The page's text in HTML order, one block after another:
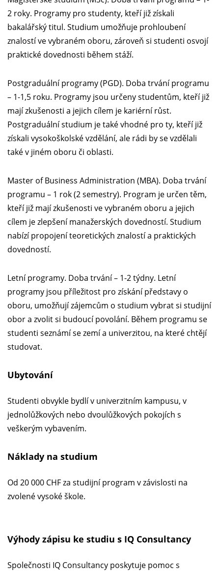
2 roky. Programy pro studenty, kteří již získali
bakalářský titul. Studium umožňuje prohloubení
znalostí ve vybraném oboru, zároveň si studenti osvojí
praktické dovednosti během stáží.
Postgraduální programy (PGD). Doba trvání programu
– 1-1,5 roku. Programy jsou určeny studentům, kteří již
mají zkušenosti a jejich cílem je kariérní růst.
Postgraduální studium je také vhodné pro ty, kteří již
získali vysokoškolské vzdělání, ale rádi by se vzdělali
také v jiném oboru či oblasti.
Master of Business Administration (MBA). Doba trvání
programu – 1 rok (2 semestry). Program je určen těm,
kteří již mají zkušenosti ve vybraném oboru a jejich
cílem je zlepšení manažerských dovedností. Studium
nabízí propojení teoretických znalostí a praktických
dovedností.
Letní programy. Doba trvání – 1-2 týdny. Letní
programy jsou příležitost pro získání představy o
oboru, umožňují zájemcům o studium vybrat si studijní
obor a zvolit si budoucí povolání. Během programu se
studenti seznámí se zemí a univerzitou, na které chtějí
studovat.
Ubytování
Studenti obvykle bydlí v univerzitním kampusu, v
jednolůžkových nebo dvoulůžkových pokojích s
veškerým vybavením.
Náklady na studium
Od 20 000 CHF za studijní program v závislosti na
zvolené vysoké škole.
Výhody zápisu ke studiu s IQ Consultancy
Společnosti IQ Consultancy poskytuje pomoc s